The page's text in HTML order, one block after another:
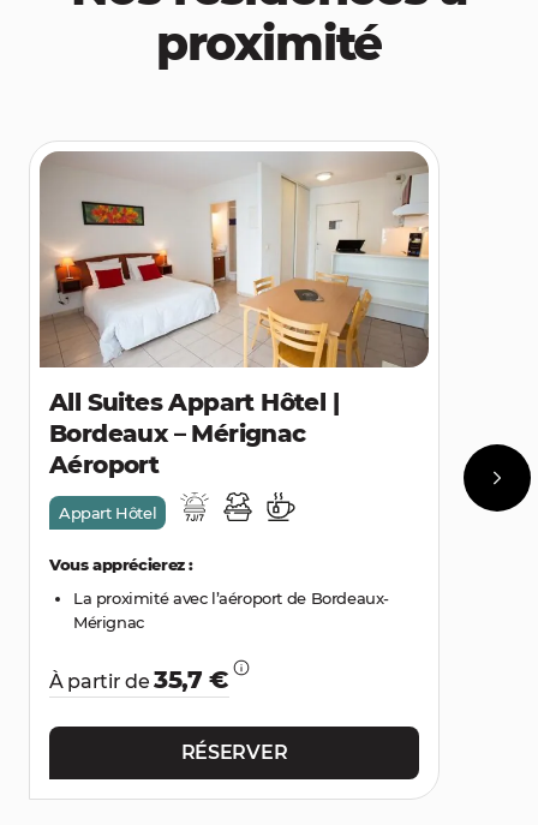
proximité
All Suites Appart Hôtel |
Bordeaux – Mérignac
Aéroport
Appart Hôtel
Vous apprécierez :
La proximité avec l’aéroport de Bordeaux-
Mérignac
À partir de35,7 €
RÉSERVER